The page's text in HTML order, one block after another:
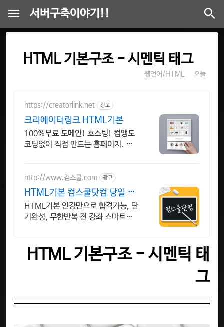
서버구축이야기!!
HTML 기본구조 - 시멘틱 태그
웹언어/HTML 오늘
https://creatorlink.net 광고
크리에이터링크 HTML기본
100%무료 도메인! 호스팅! 컴맹도
코딩없이 직접 만드는 홈페이지. 셀
http://www.컴스쿨.com 광고
HTML기본 컴스쿨닷컴 당일 신
청&결제시 기프티콘!
HTML기본 인강만으로 합격가능, 단
기완성, 무한반복 전 강좌 스마트폰
HTML 기본구조 - 시멘틱 태
그